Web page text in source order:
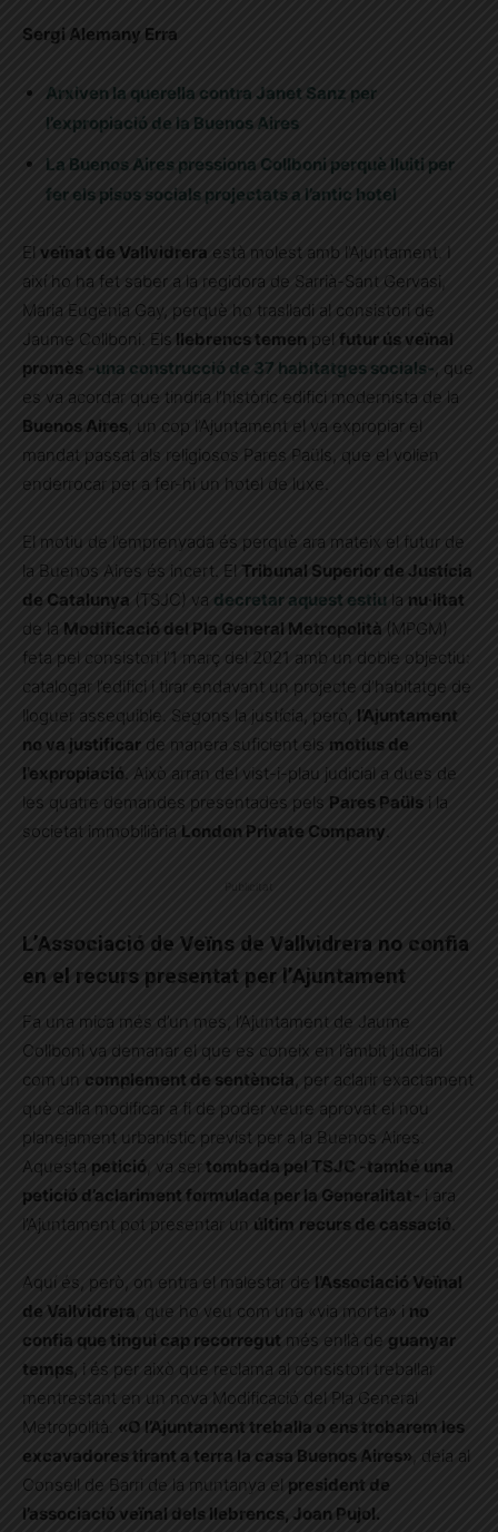
Sergi Alemany Erra
Arxiven la querella contra Janet Sanz per
l’expropiació de la Buenos Aires
La Buenos Aires pressiona Collboni perquè lluiti per
fer els pisos socials projectats a l’antic hotel
El veïnat de Vallvidrera està molest amb l’Ajuntament. I
així ho ha fet saber a la regidora de Sarrià-Sant Gervasi,
Maria Eugènia Gay, perquè ho traslladi al consistori de
Jaume Collboni. Els llebrencs temen pel futur ús veïnal
promès -una construcció de 37 habitatges socials-, que
es va acordar que tindria l’històric edifici modernista de la
Buenos Aires, un cop l’Ajuntament el va expropiar el
mandat passat als religiosos Pares Paüls, que el volien
enderrocar per a fer-hi un hotel de luxe.
El motiu de l’emprenyada és perquè ara mateix el futur de
la Buenos Aires és incert. El Tribunal Superior de Justícia
de Catalunya (TSJC) va decretar aquest estiu la nu·litat
de la Modificació del Pla General Metropolità (MPGM)
feta pel consistori l’1 març del 2021 amb un doble objectiu:
catalogar l’edifici i tirar endavant un projecte d’habitatge de
lloguer assequible. Segons la justícia, però, l’Ajuntament
no va justificar de manera suficient els motius de
l’expropiació . Això arran del vist-i-plau judicial a dues de
les quatre demandes presentades pels Pares Paüls i la
societat immobiliària London Private Company.
L’Associació de Veïns de Vallvidrera no confia
en el recurs presentat per l’Ajuntament
Fa una mica més d’un mes, l’Ajuntament de Jaume
Collboni va demanar el que es coneix en l’àmbit judicial
com un complement de sentència, per aclarir exactament
què calia modificar a fi de poder veure aprovat el nou
planejament urbanístic previst per a la Buenos Aires.
Aquesta petició , va ser tombada pel TSJC -també una
petició d’aclariment formulada per la Generalitat- i ara
l’Ajuntament pot presentar un últim recurs de cassació.
Aquí és, però, on entra el malestar de
l’Associació Veïnal
de Vallvidrera , que ho veu com una «via morta» i no
confia que tingui cap recorregut més enllà de guanyar
temps, i és per això que reclama al consistori treballar
mentrestant en un nova Modificació del Pla General
Metropolità. «O l’Ajuntament treballa o ens trobarem les
excavadores tirant a terra la casa Buenos Aires» , deia al
Consell de Barri de la muntanya el president de
l’associació veïnal dels llebrencs, Joan Pujol.